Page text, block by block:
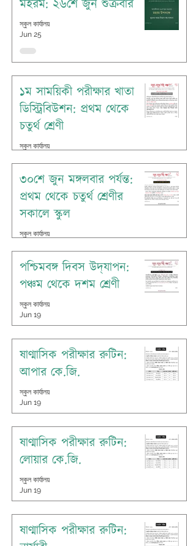
মহরম: ২৬শে জুন শুক্রবার
স্কুল কার্যালয়
Jun 25
১ম সাময়িকী পরীক্ষার খাতা
ডিস্ট্রিবিউশন: প্রথম থেকে
চতুর্থ শ্রেণী
স্কুল কার্যালয়
৩০শে জুন মঙ্গলবার পর্যন্ত:
প্রথম থেকে চতুর্থ শ্রেণীর
সকালে স্কুল
স্কুল কার্যালয়
পশ্চিমবঙ্গ দিবস উদ্‌যাপন:
পঞ্চম থেকে দশম শ্রেণী
স্কুল কার্যালয়
Jun 19
ষাণ্মাসিক পরীক্ষার রুটিন:
আপার কে.জি.
স্কুল কার্যালয়
Jun 19
ষাণ্মাসিক পরীক্ষার রুটিন:
লোয়ার কে.জি.
স্কুল কার্যালয়
Jun 19
ষাণ্মাসিক পরীক্ষার রুটিন: